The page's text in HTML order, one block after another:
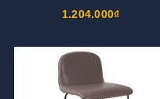
1.204.000₫